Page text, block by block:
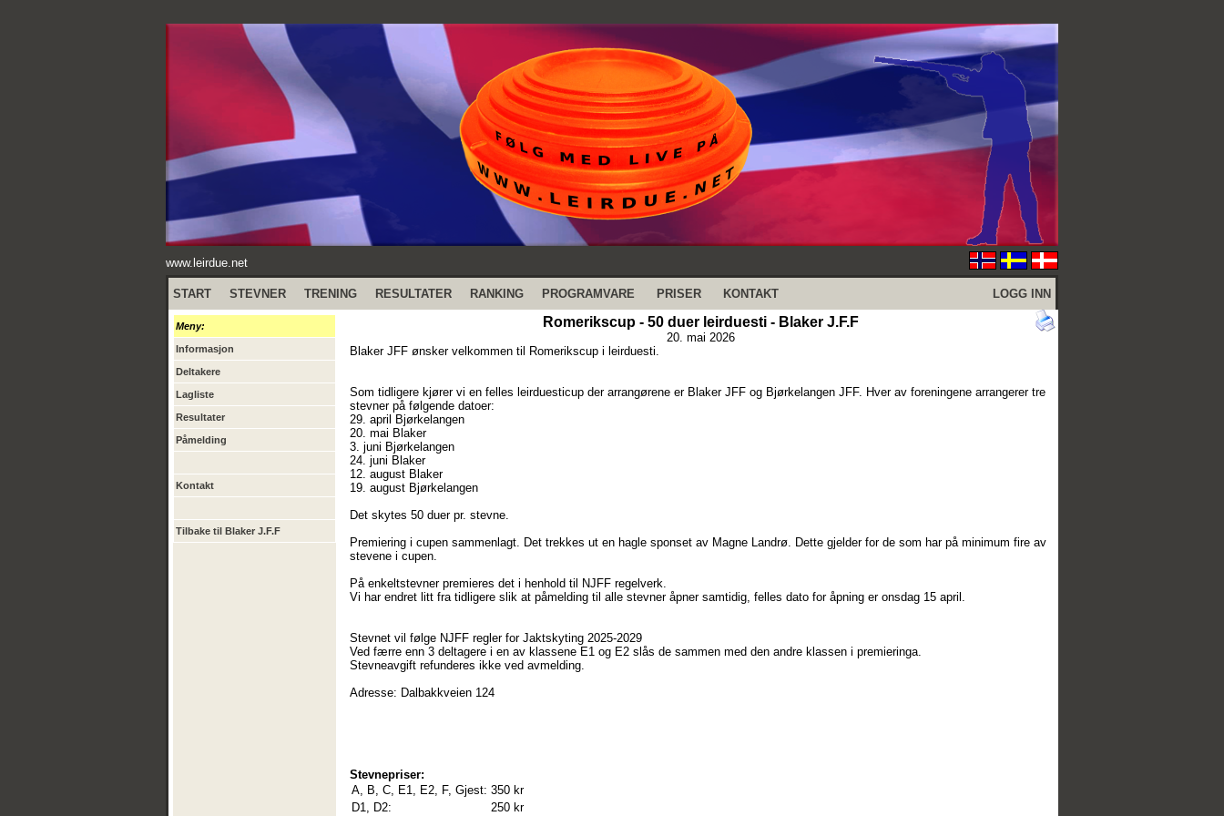
www.leirdue.net
START STEVNER TRENING RESULTATER RANKING PROGRAMVARE PRISER KONTAKT LOGG INN
Meny:
Informasjon
Deltakere
Lagliste
Resultater
Påmelding
Kontakt
Tilbake til Blaker J.F.F
Romerikscup - 50 duer leirduesti - Blaker J.F.F
20. mai 2026
Blaker JFF ønsker velkommen til Romerikscup i leirduesti.
Som tidligere kjører vi en felles leirduesticup der arrangørene er Blaker JFF og Bjørkelangen JFF. Hver av foreningene arrangerer tre
stevner på følgende datoer:
29. april Bjørkelangen
20. mai Blaker
3. juni Bjørkelangen
24. juni Blaker
12. august Blaker
19. august Bjørkelangen
Det skytes 50 duer pr. stevne.
Premiering i cupen sammenlagt. Det trekkes ut en hagle sponset av Magne Landrø. Dette gjelder for de som har på minimum fire av
stevene i cupen.
På enkeltstevner premieres det i henhold til NJFF regelverk.
Vi har endret litt fra tidligere slik at påmelding til alle stevner åpner samtidig, felles dato for åpning er onsdag 15 april.
Stevnet vil følge NJFF regler for Jaktskyting 2025-2029
Ved færre enn 3 deltagere i en av klassene E1 og E2 slås de sammen med den andre klassen i premieringa.
Stevneavgift refunderes ikke ved avmelding.
Adresse: Dalbakkveien 124
Stevnepriser:
A, B, C, E1, E2, F, Gjest: 350 kr
D1, D2:
250 kr